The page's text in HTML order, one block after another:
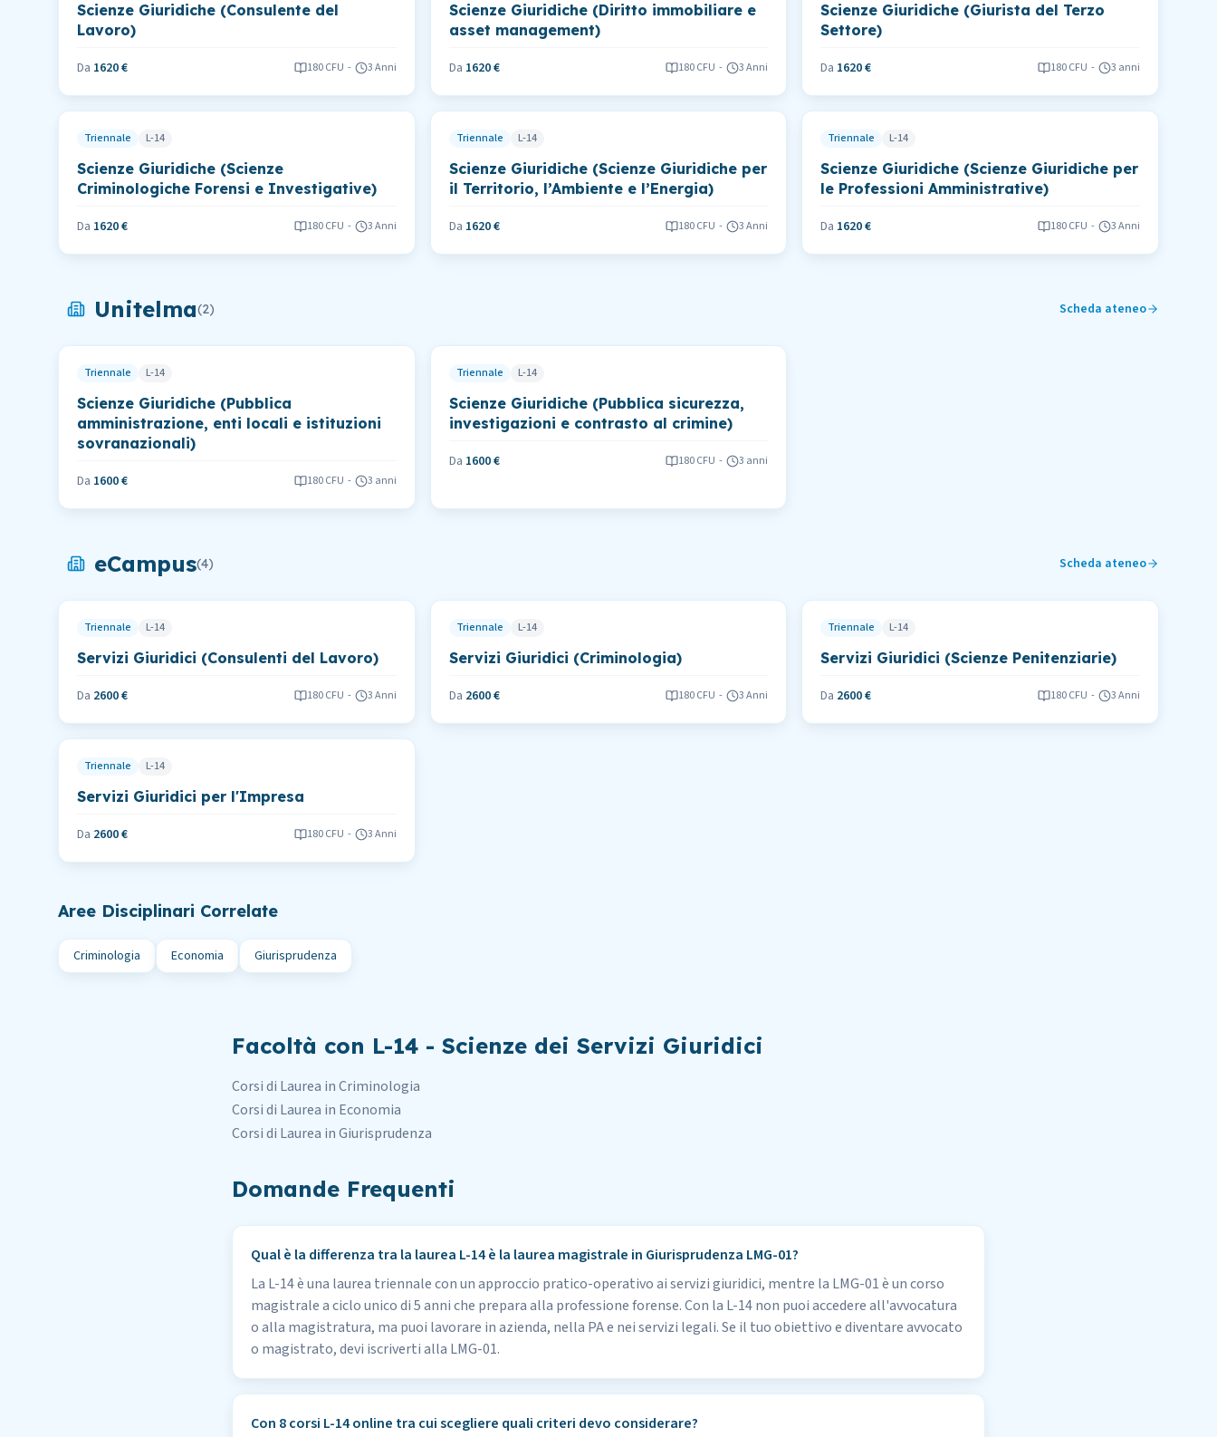
Scienze Giuridiche (Consulente del
Lavoro)
Da 1620 € 180CFU - 3 Anni
Scienze Giuridiche (Diritto immobiliare e
asset management)
Da 1620 € 180CFU - 3 Anni
Scienze Giuridiche (Giurista del Terzo
Settore)
Da 1620 € 180CFU - 3 anni
Triennale L-14
Scienze Giuridiche (Scienze
Criminologiche Forensi e Investigative)
Da 1620 € 180CFU - 3 Anni
Triennale L-14
Scienze Giuridiche (Scienze Giuridiche per
il Territorio, l’Ambiente e l’Energia)
Da 1620 € 180CFU - 3 Anni
Triennale L-14
Scienze Giuridiche (Scienze Giuridiche per
le Professioni Amministrative)
Da 1620 € 180CFU - 3 Anni
Unitelma(2) Scheda ateneo
Triennale L-14
Scienze Giuridiche (Pubblica
amministrazione, enti locali e istituzioni
sovranazionali)
Da 1600 € 180CFU - 3 anni
Triennale L-14
Scienze Giuridiche (Pubblica sicurezza,
investigazioni e contrasto al crimine)
Da 1600 € 180CFU - 3 anni
eCampus(4) Scheda ateneo
Triennale L-14
Servizi Giuridici (Consulenti del Lavoro)
Da 2600 € 180CFU - 3 Anni
Triennale L-14
Servizi Giuridici (Criminologia)
Da 2600 € 180CFU - 3 Anni
Triennale L-14
Servizi Giuridici (Scienze Penitenziarie)
Da 2600 € 180CFU - 3 Anni
Triennale L-14
Servizi Giuridici per l'Impresa
Da 2600 € 180CFU - 3 Anni
Aree Disciplinari Correlate
Criminologia Economia Giurisprudenza
Facoltà con L-14 - Scienze dei Servizi Giuridici
Corsi di Laurea in Criminologia
Corsi di Laurea in Economia
Corsi di Laurea in Giurisprudenza
Domande Frequenti
Qual è la differenza tra la laurea L-14 è la laurea magistrale in Giurisprudenza LMG-01?
La L-14 è una laurea triennale con un approccio pratico-operativo ai servizi giuridici, mentre la LMG-01 è un corso
magistrale a ciclo unico di 5 anni che prepara alla professione forense. Con la L-14 non puoi accedere all'avvocatura
o alla magistratura, ma puoi lavorare in azienda, nella PA e nei servizi legali. Se il tuo obiettivo e diventare avvocato
o magistrato, devi iscriverti alla LMG-01.
Con 8 corsi L-14 online tra cui scegliere quali criteri devo considerare?